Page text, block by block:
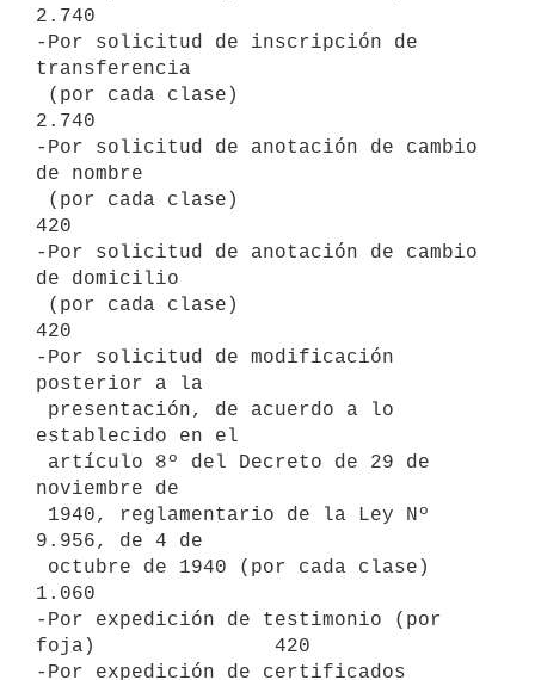
2.740
-Por solicitud de inscripción de
transferencia
2.740
-Por solicitud de anotación de cambio
de nombre
420
-Por solicitud de anotación de cambio
de domicilio
420
-Por solicitud de modificación
posterior a la
establecido en el
noviembre de
9.956, de 4 de
1.060
-Por expedición de testimonio (por
foja)               420
-Por expedición de certificados